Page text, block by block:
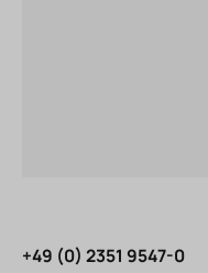
+49 (0) 2351 9547-0